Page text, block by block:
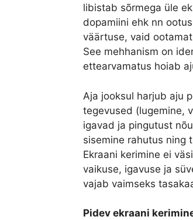
libistab sõrmega üle
dopamiini ehk nn
väärtuse, vaid
See mehhanism on
ettearvamatus hoiab
Aja jooksul harjub aju
tegevused (lugemine,
igavad ja pingutust
sisemine rahutus ning
Ekraani kerimine ei
vaikuse, igavuse ja
vajab vaimseks
Pidev ekraani